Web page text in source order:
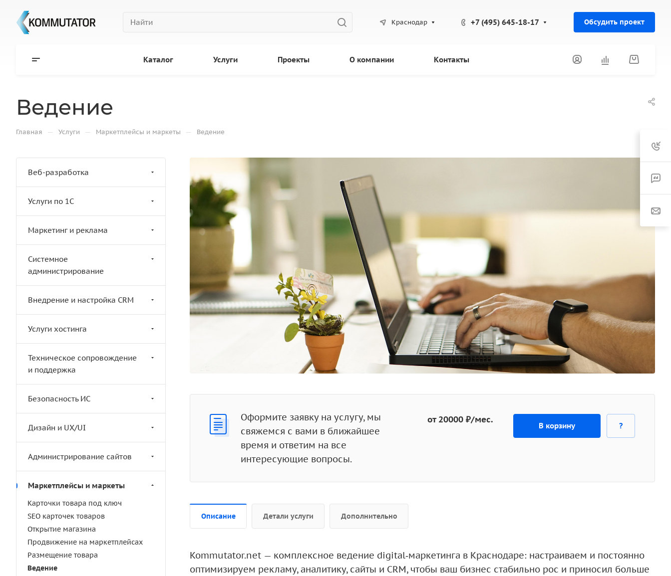
Краснодар +7 (495) 645-18-17 Обсудить проект
Каталог Услуги Проекты О компании Контакты
Ведение
Главная — Услуги — Маркетплейсы и маркеты — Ведение
Оформите заявку на услугу, мы
свяжемся с вами в ближайшее
время и ответим на все
интересующие вопросы.
от 20000 ₽/мес.
В корзину ?
Описание Детали услуги Дополнительно
Kommutator.net — комплексное ведение digital‑маркетинга в Краснодаре: настраиваем и постоянно
оптимизируем рекламу, аналитику, сайты и CRM, чтобы ваш бизнес стабильно рос и приносил больше
Веб-разработка
Услуги по 1С
Маркетинг и реклама
Системное
администрирование
Внедрение и настройка CRM
Услуги хостинга
Техническое сопровождение
и поддержка
Безопасность ИС
Дизайн и UX/UI
Администрирование сайтов
Маркетплейсы и маркеты
Карточки товара под ключ
SEO карточек товаров
Открытие магазина
Продвижение на маркетплейсах
Размещение товара
Ведение